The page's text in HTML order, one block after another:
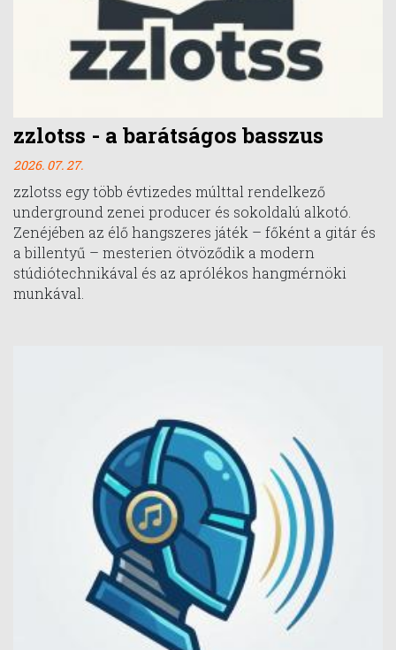
zzlotss - a barátságos basszus
2026. 07. 27.
zzlotss egy több évtizedes múlttal rendelkező
underground zenei producer és sokoldalú alkotó.
Zenéjében az élő hangszeres játék – főként a gitár és
a billentyű – mesterien ötvöződik a modern
stúdiótechnikával és az aprólékos hangmérnöki
munkával.